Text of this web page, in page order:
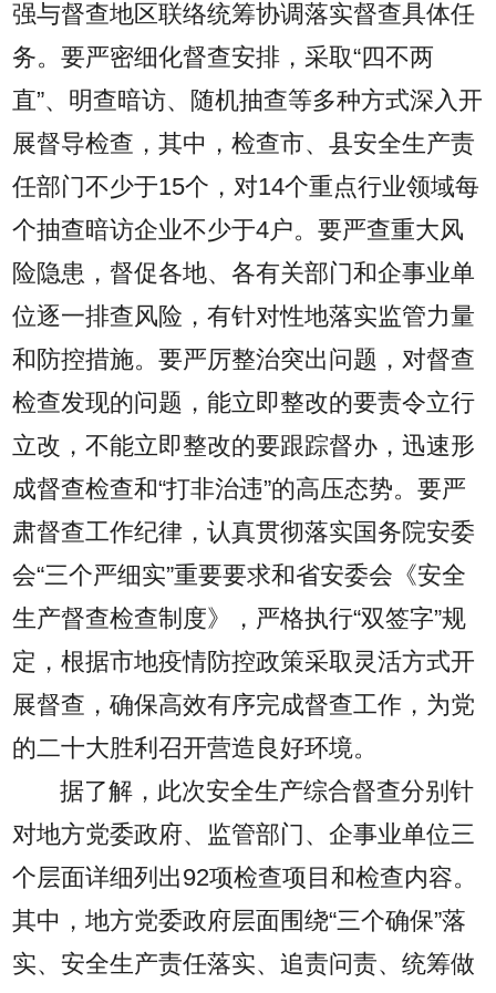
强与督查地区联络统筹协调落实督查具体任
务。要严密细化督查安排，采取“四不两
直”、明查暗访、随机抽查等多种方式深入开
展督导检查，其中，检查市、县安全生产责
任部门不少于15个，对14个重点行业领域每
个抽查暗访企业不少于4户。要严查重大风
险隐患，督促各地、各有关部门和企事业单
位逐一排查风险，有针对性地落实监管力量
和防控措施。要严厉整治突出问题，对督查
检查发现的问题，能立即整改的要责令立行
立改，不能立即整改的要跟踪督办，迅速形
成督查检查和“打非治违”的高压态势。要严
肃督查工作纪律，认真贯彻落实国务院安委
会“三个严细实”重要要求和省安委会《安全
生产督查检查制度》，严格执行“双签字”规
定，根据市地疫情防控政策采取灵活方式开
展督查，确保高效有序完成督查工作，为党
的二十大胜利召开营造良好环境。
据了解，此次安全生产综合督查分别针
对地方党委政府、监管部门、企事业单位三
个层面详细列出92项检查项目和检查内容。
其中，地方党委政府层面围绕“三个确保”落
实、安全生产责任落实、追责问责、统筹做